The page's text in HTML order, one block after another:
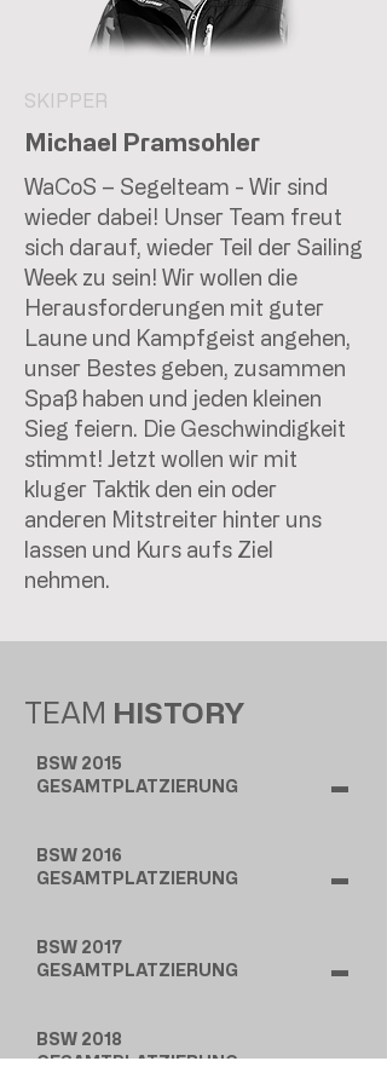
SKIPPER
Michael Pramsohler
WaCoS – Segelteam - Wir sind
wieder dabei! Unser Team freut
sich darauf, wieder Teil der Sailing
Week zu sein! Wir wollen die
Herausforderungen mit guter
Laune und Kampfgeist angehen,
unser Bestes geben, zusammen
Spaß haben und jeden kleinen
Sieg feiern. Die Geschwindigkeit
stimmt! Jetzt wollen wir mit
kluger Taktik den ein oder
anderen Mitstreiter hinter uns
lassen und Kurs aufs Ziel
nehmen.
TEAM HISTORY
BSW 2015
GESAMTPLATZIERUNG
-
BSW 2016
GESAMTPLATZIERUNG
-
BSW 2017
GESAMTPLATZIERUNG
-
BSW 2018
GESAMTPLATZIERUNG
-